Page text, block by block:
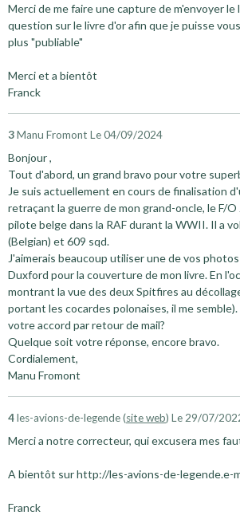
Merci de me faire une capture de m'envoyer le
question sur le livre d'or afin que je puisse
plus "publiable"
Merci et a bientôt
Franck
3Manu Fromont Le 04/09/2024
Bonjour ,
Tout d'abord, un grand bravo pour votre
Je suis actuellement en cours de finalisation
retraçant la guerre de mon grand-oncle, le F/O
pilote belge dans la RAF durant la WWII. Il a
(Belgian) et 609 sqd.
J'aimerais beaucoup utiliser une de vos
Duxford pour la couverture de mon livre. En
montrant la vue des deux Spitfires au
portant les cocardes polonaises, il me
votre accord par retour de mail?
Quelque soit votre réponse, encore bravo.
Cordialement,
Manu Fromont
4les-avions-de-legende (site web) Le 29/07/
Merci a notre correcteur, qui excusera mes
A bientôt sur http://les-avions-de-legende.e-
Franck